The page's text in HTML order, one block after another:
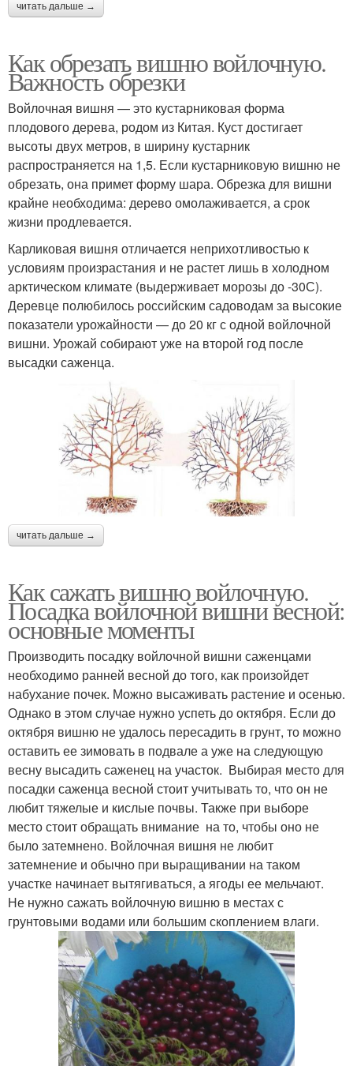
читать дальше →
Как обрезать вишню войлочную.
Важность обрезки
Войлочная вишня — это кустарниковая форма
плодового дерева, родом из Китая. Куст достигает
высоты двух метров, в ширину кустарник
распространяется на 1,5. Если кустарниковую вишню не
обрезать, она примет форму шара. Обрезка для вишни
крайне необходима: дерево омолаживается, а срок
жизни продлевается.
Карликовая вишня отличается неприхотливостью к
условиям произрастания и не растет лишь в холодном
арктическом климате (выдерживает морозы до -30С).
Деревце полюбилось российским садоводам за высокие
показатели урожайности — до 20 кг с одной войлочной
вишни. Урожай собирают уже на второй год после
высадки саженца.
читать дальше →
Как сажать вишню войлочную.
Посадка войлочной вишни весной:
основные моменты
Производить посадку войлочной вишни саженцами
необходимо ранней весной до того, как произойдет
набухание почек. Можно высаживать растение и осенью.
Однако в этом случае нужно успеть до октября. Если до
октября вишню не удалось пересадить в грунт, то можно
оставить ее зимовать в подвале а уже на следующую
весну высадить саженец на участок. Выбирая место для
посадки саженца весной стоит учитывать то, что он не
любит тяжелые и кислые почвы. Также при выборе
место стоит обращать внимание на то, чтобы оно не
было затемнено. Войлочная вишня не любит
затемнение и обычно при выращивании на таком
участке начинает вытягиваться, а ягоды ее мельчают.
Не нужно сажать войлочную вишню в местах с
грунтовыми водами или большим скоплением влаги.